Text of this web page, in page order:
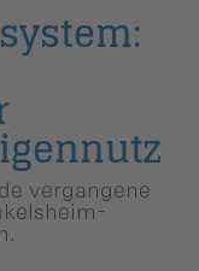
vergangene